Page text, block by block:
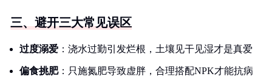
三、避开三大常见误区
过度溺爱 ：浇水过勤引发烂根，土壤见干见湿才是真爱
偏食挑肥：只施氮肥导致虚胖，合理搭配NPK才能抗病